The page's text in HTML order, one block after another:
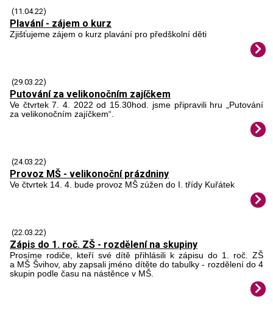
(11.04.22)
Plavání - zájem o kurz
Zjišťujeme zájem o kurz plavání pro předškolní děti
(29.03.22)
Putování za velikonočním zajíčkem
Ve čtvrtek 7. 4. 2022 od 15.30hod. jsme připravili hru „Putování
za velikonočním zajíčkem“.
(24.03.22)
Provoz MŠ - velikonoční prázdniny
Ve čtvrtek 14. 4. bude provoz MŠ zúžen do I. třídy Kuřátek
(22.03.22)
Zápis do 1. roč. ZŠ - rozdělení na skupiny
Prosíme rodiče, kteří své dítě přihlásili k zápisu do 1. roč. ZŠ
a MŠ Švihov, aby zapsali jméno dítěte do tabulky - rozdělení do 4
skupin podle času na nástěnce v MŠ.